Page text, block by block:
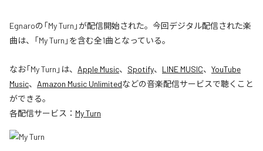
Egnaroの「My Turn」が配信開始された。今回デジタル配信された楽
曲は、「My Turn」を含む全1曲となっている。
なお「My Turn 」は、 Apple Music、 Spotify、 LINE MUSIC、 YouTube
Music、 Amazon Music Unlimitedなどの音楽配信サービスで聴くこと
ができる。
各配信サービス： My Turn